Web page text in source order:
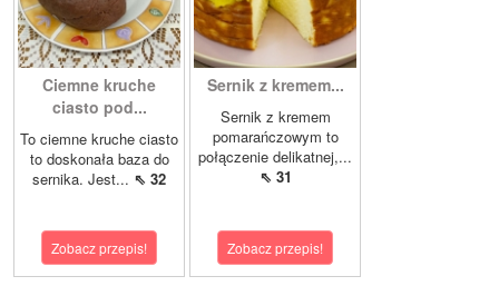
Ciemne kruche
ciasto pod...
To ciemne kruche ciasto
to doskonała baza do
sernika. Jest... ⇖ 32
Zobacz przepis!
Sernik z kremem...
Sernik z kremem
pomarańczowym to
połączenie delikatnej,...
⇖ 31
Zobacz przepis!